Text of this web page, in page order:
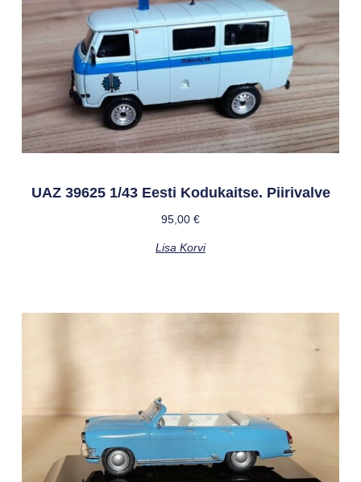
UAZ 39625 1/43 Eesti Kodukaitse. Piirivalve
95,00 €
Lisa Korvi